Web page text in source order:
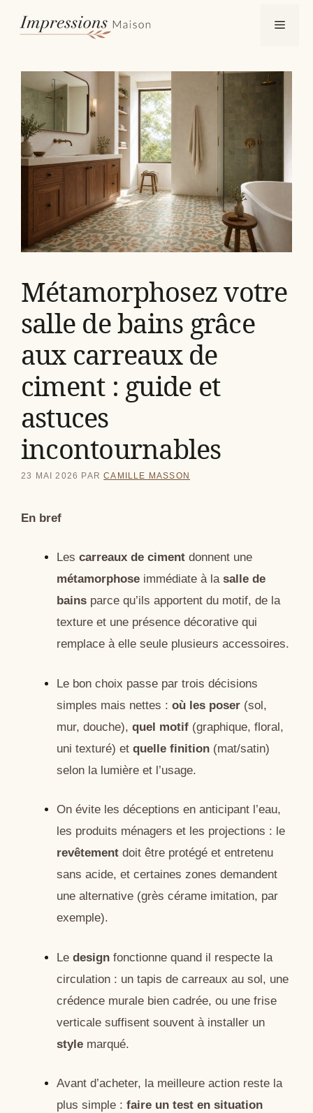
Menu
Métamorphosez votre
salle de bains grâce
aux carreaux de
ciment : guide et
astuces
incontournables
23 MAI 2026 PARCAMILLE MASSON
En bref
Les carreaux de ciment donnent une
métamorphose immédiate à la salle de
bains parce qu’ils apportent du motif, de la
texture et une présence décorative qui
remplace à elle seule plusieurs accessoires.
Le bon choix passe par trois décisions
simples mais nettes : où les poser (sol,
mur, douche), quel motif (graphique, floral,
uni texturé) et quelle finition (mat/satin)
selon la lumière et l’usage.
On évite les déceptions en anticipant l’eau,
les produits ménagers et les projections : le
revêtement doit être protégé et entretenu
sans acide, et certaines zones demandent
une alternative (grès cérame imitation, par
exemple).
Le design fonctionne quand il respecte la
circulation : un tapis de carreaux au sol, une
crédence murale bien cadrée, ou une frise
verticale suffisent souvent à installer un
style marqué.
Avant d’acheter, la meilleure action reste la
plus simple : faire un test en situation